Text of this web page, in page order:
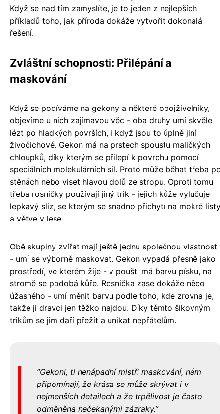
Když se nad tím zamyslíte, je to jeden z nejlepších
příkladů toho, jak příroda dokáže vytvořit dokonalá
řešení.
Zvláštní schopnosti: Přilépání a
maskování
Když se podíváme na gekony a některé obojživelníky,
objevíme u nich zajímavou věc - oba druhy umí skvěle
lézt po hladkých površích, i když jsou to úplně jiní
živočichové. Gekon má na prstech spoustu maličkých
chloupků, díky kterým se přilepí k povrchu pomocí
speciálních molekulárních sil. Proto může běhat třeba
stěnách nebo viset hlavou dolů ze stropu. Oproti tomu
třeba rosničky používají jiný trik - jejich kůže vylučuje
lepkavý sliz, se kterým se snadno přichytí na mokré listy
a větve v lese.
Obě skupiny zvířat mají ještě jednu společnou vlastnost
- umí se výborně maskovat. Gekon vypadá přesně jako
prostředí, ve kterém žije - v poušti má barvu písku, na
stromě se podobá kůře. Rosnička zase dokáže něco
úžasného - umí měnit barvu podle toho, kde zrovna je,
takže ji dravci jen těžko najdou. Díky těmto šikovným
trikům se jim daří přežít a unikat nepřátelům.
Gekoni, ti nenápadní mistři maskování, nám
připomínají, že krása se může skrývat i v
nejmenších detailech a že trpělivost je často
odměněna nečekanými zázraky.